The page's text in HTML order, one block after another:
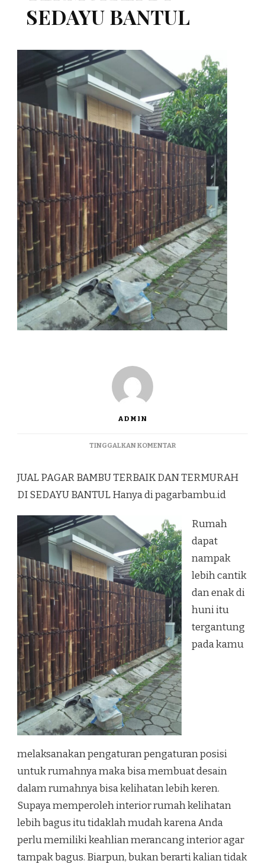
SEDAYU BANTUL
ADMIN
TINGGALKAN KOMENTARPADA
BAMBU
TERBAIK
DI
SEDAYU
BANTUL
JUAL PAGAR BAMBU TERBAIK DAN TERMURAH
DI SEDAYU BANTUL Hanya di pagarbambu.id
Rumah
dapat
nampak
lebih cantik
dan enak di
huni itu
tergantung
pada kamu
melaksanakan pengaturan pengaturan posisi
untuk rumahnya maka bisa membuat desain
dalam rumahnya bisa kelihatan lebih keren.
Supaya memperoleh interior rumah kelihatan
lebih bagus itu tidaklah mudah karena Anda
perlu memiliki keahlian merancang interior agar
tampak bagus. Biarpun, bukan berarti kalian tidak